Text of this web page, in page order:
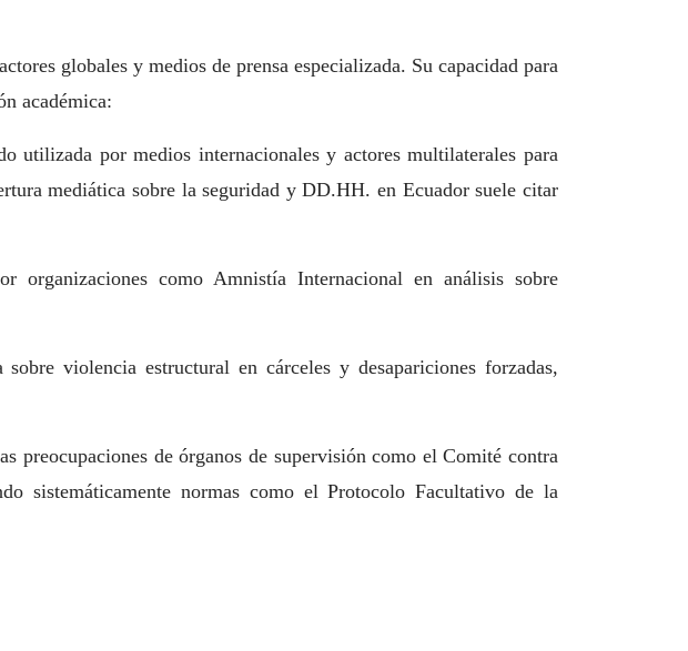
globales y medios de prensa especializada. Su capacidad para
académica:
por medios internacionales y actores multilaterales para
mediática sobre la seguridad y DD.HH. en Ecuador suele citar
como Amnistía Internacional en análisis sobre
violencia estructural en cárceles y desapariciones forzadas,
preocupaciones de órganos de supervisión como el Comité contra
sistemáticamente normas como el Protocolo Facultativo de la